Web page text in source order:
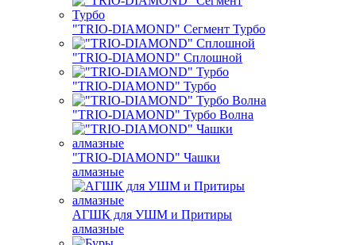
"TRIO-DIAMOND" Сегмент Турбо
"TRIO-DIAMOND" Сплошной
"TRIO-DIAMOND" Турбо
"TRIO-DIAMOND" Турбо Волна
"TRIO-DIAMOND" Чашки
алмазные
АГШК для УШМ и Притиры
алмазные